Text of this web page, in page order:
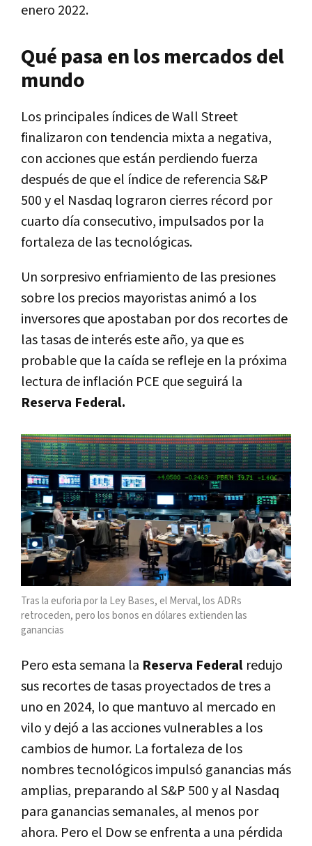
enero 2022.
Qué pasa en los mercados del
mundo
Los principales índices de Wall Street
finalizaron con tendencia mixta a negativa,
con acciones que están perdiendo fuerza
después de que el índice de referencia S&P
500 y el Nasdaq lograron cierres récord por
cuarto día consecutivo, impulsados por la
fortaleza de las tecnológicas.
Un sorpresivo enfriamiento de las presiones
sobre los precios mayoristas animó a los
inversores que apostaban por dos recortes de
las tasas de interés este año, ya que es
probable que la caída se refleje en la próxima
lectura de inflación PCE que seguirá la
Reserva Federal.
Tras la euforia por la Ley Bases, el Merval, los ADRs
retroceden, pero los bonos en dólares extienden las
ganancias
Pero esta semana la Reserva Federal redujo
sus recortes de tasas proyectados de tres a
uno en 2024, lo que mantuvo al mercado en
vilo y dejó a las acciones vulnerables a los
cambios de humor. La fortaleza de los
nombres tecnológicos impulsó ganancias más
amplias, preparando al S&P 500 y al Nasdaq
para ganancias semanales, al menos por
ahora. Pero el Dow se enfrenta a una pérdida